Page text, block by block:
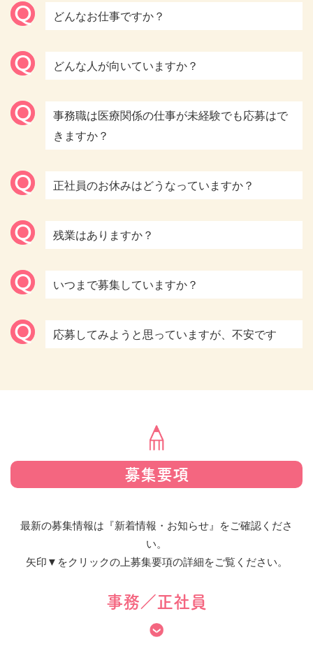
Q どんなお仕事ですか？
Q どんな人が向いていますか？
Q
事務職は医療関係の仕事が未経験でも応募はで
きますか？
Q 正社員のお休みはどうなっていますか？
Q 残業はありますか？
Q いつまで募集していますか？
Q 応募してみようと思っていますが、不安です
募集要項
最新の募集情報は『新着情報・お知らせ』をご確認くださ
い。
矢印▼をクリックの上募集要項の詳細をご覧ください。
事務／正社員